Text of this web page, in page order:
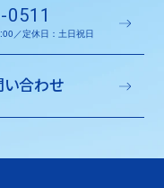
／定休日：土日祝日
い合わせ